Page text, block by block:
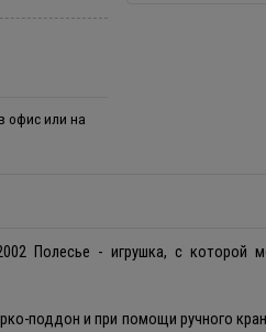
офис или на
Полесье - игрушка, с которой
поддон и при помощи ручного